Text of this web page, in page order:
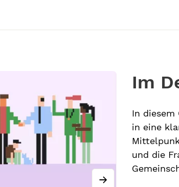
Im
In diesem
in eine
und die